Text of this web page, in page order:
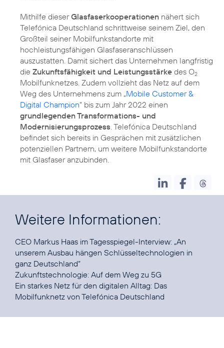
Mithilfe dieserGlasfaserkooperationen nähert sich
Telefónica Deutschland schrittweise seinem Ziel, den
Großteil seiner Mobilfunkstandorte mit
hochleistungsfähigen Glasfaseranschlüssen
auszustatten. Damit sichert das Unternehmen langfristig
die Zukunftsfähigkeit und Leistungsstärke des O2
Mobilfunknetzes. Zudem vollzieht das Netz auf dem
Weg des Unternehmens zum „Mobile Customer &
Digital Champion“ bis zum Jahr 2022 einen
grundlegenden Transformations- und
Modernisierungsprozess . Telefónica Deutschland
befindet sich bereits in Gesprächen mit zusätzlichen
potenziellen Partnern, um weitere Mobilfunkstandorte
mit Glasfaser anzubinden.
Weitere Informationen:
CEO Markus Haas im Tagesspiegel-Interview: „An
unserem Ausbau hängen Schlüsseltechnologien in
ganz Deutschland“
Zukunftstechnologie: Auf dem Weg zu 5G
Ein starkes Netz für den digitalen Alltag: Das
Mobilfunknetz von Telefónica Deutschland